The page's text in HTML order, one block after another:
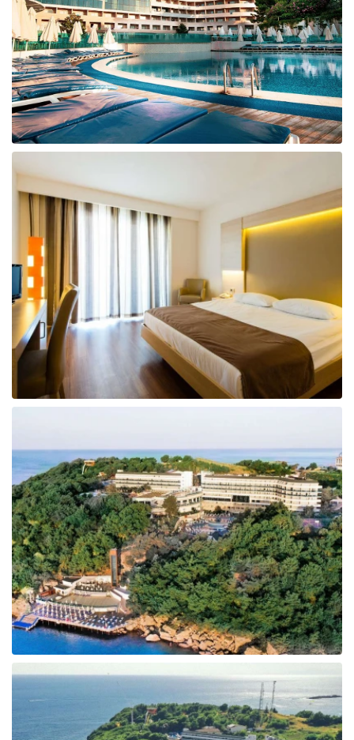
Taizeme
Turcija
Apvienotie Arābu Emirāti
Itālija
Kipra
Vjetnama
Tanzānija
Bulgārija
Melnkalne
Šrilanka
Tunisija
Albānija